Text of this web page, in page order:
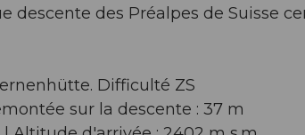
descente des Préalpes de Suisse
Difficulté ZS
sur la descente : 37 m